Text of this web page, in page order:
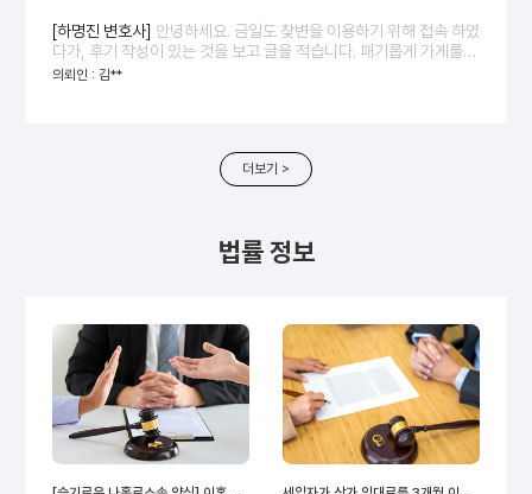
로 변경하여서 검찰로 송치의견으로 고소건을 송부하였습니다. 5월
8일 검찰로 송치되어 수사중으로 조회 됩니다. 변호사님 정확하게 사
실관계와 쟁점을 파악하고, 저의 요청사항은 이의신청서에 충분히
[하명진 변호사]
다가, 후기 작성이 있는 것을 보고 글을 적습니다. 패기롭게 가게를
창업하여 진행 하던 도중, 마케팅 회사와 마찰이 생겨 계약 해지를 논
과 함께 하여 좋은 결과 만들어 갔으면 좋겠습니다. 귀찮으실수도 있
으셨겠지만 항상 감사한 조언 해 주시며 소송을 함께 이끌어 가 주신
하명진 변호사님께 다시 한 번 이번 기회를 통해 감사드린 말씀을 전
의뢰인 : 김**
더보기 >
법률 정보